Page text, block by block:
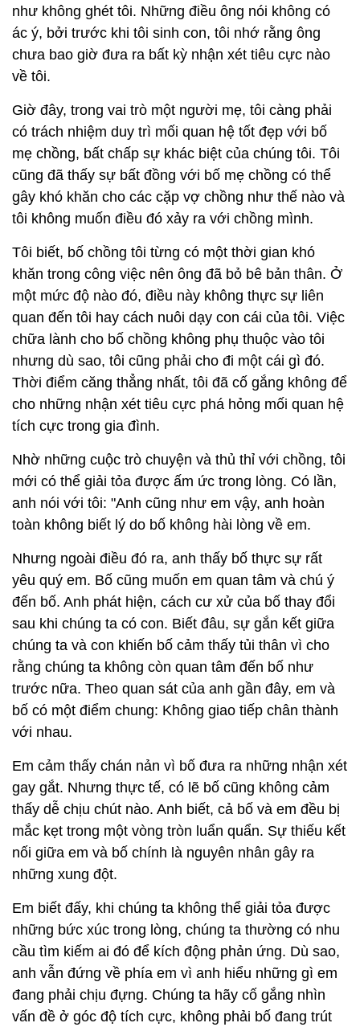
như không ghét tôi. Những điều ông nói không có
ác ý, bởi trước khi tôi sinh con, tôi nhớ rằng ông
chưa bao giờ đưa ra bất kỳ nhận xét tiêu cực nào
về tôi.
Giờ đây, trong vai trò một người mẹ, tôi càng phải
có trách nhiệm duy trì mối quan hệ tốt đẹp với bố
mẹ chồng, bất chấp sự khác biệt của chúng tôi. Tôi
cũng đã thấy sự bất đồng với bố mẹ chồng có thể
gây khó khăn cho các cặp vợ chồng như thế nào và
tôi không muốn điều đó xảy ra với chồng mình.
Tôi biết, bố chồng tôi từng có một thời gian khó
khăn trong công việc nên ông đã bỏ bê bản thân. Ở
một mức độ nào đó, điều này không thực sự liên
quan đến tôi hay cách nuôi dạy con cái của tôi. Việc
chữa lành cho bố chồng không phụ thuộc vào tôi
nhưng dù sao, tôi cũng phải cho đi một cái gì đó.
Thời điểm căng thẳng nhất, tôi đã cố gắng không để
cho những nhận xét tiêu cực phá hỏng mối quan hệ
tích cực trong gia đình.
Nhờ những cuộc trò chuyện và thủ thỉ với chồng, tôi
mới có thể giải tỏa được ấm ức trong lòng. Có lần,
anh nói với tôi: "Anh cũng như em vậy, anh hoàn
toàn không biết lý do bố không hài lòng về em.
Nhưng ngoài điều đó ra, anh thấy bố thực sự rất
yêu quý em. Bố cũng muốn em quan tâm và chú ý
đến bố. Anh phát hiện, cách cư xử của bố thay đổi
sau khi chúng ta có con. Biết đâu, sự gắn kết giữa
chúng ta và con khiến bố cảm thấy tủi thân vì cho
rằng chúng ta không còn quan tâm đến bố như
trước nữa. Theo quan sát của anh gần đây, em và
bố có một điểm chung: Không giao tiếp chân thành
với nhau.
Em cảm thấy chán nản vì bố đưa ra những nhận xét
gay gắt. Nhưng thực tế, có lẽ bố cũng không cảm
thấy dễ chịu chút nào. Anh biết, cả bố và em đều bị
mắc kẹt trong một vòng tròn luẩn quẩn. Sự thiếu kết
nối giữa em và bố chính là nguyên nhân gây ra
những xung đột.
Em biết đấy, khi chúng ta không thể giải tỏa được
những bức xúc trong lòng, chúng ta thường có nhu
cầu tìm kiếm ai đó để kích động phản ứng. Dù sao,
anh vẫn đứng về phía em vì anh hiểu những gì em
đang phải chịu đựng. Chúng ta hãy cố gắng nhìn
vấn đề ở góc độ tích cực, không phải bố đang trút